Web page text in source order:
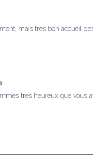
mais très bon accueil
très heureux que vous